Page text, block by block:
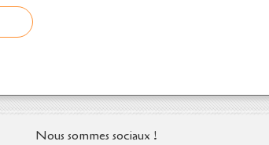
Nous sommes sociaux !